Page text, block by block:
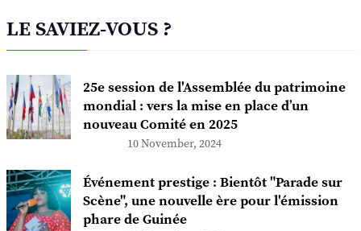
LE SAVIEZ-VOUS ?
25e session de l'Assemblée du patrimoine
mondial : vers la mise en place d’un
nouveau Comité en 2025
10 November, 2024
Événement prestige : Bientôt "Parade sur
Scène", une nouvelle ère pour l'émission
phare de Guinée